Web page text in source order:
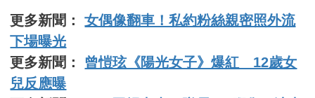
更多新聞：女偶像翻車！私約粉絲親密照外流
下場曝光
更多新聞： 曾愷玹《陽光女子》爆紅 12歲女
兒反應曝